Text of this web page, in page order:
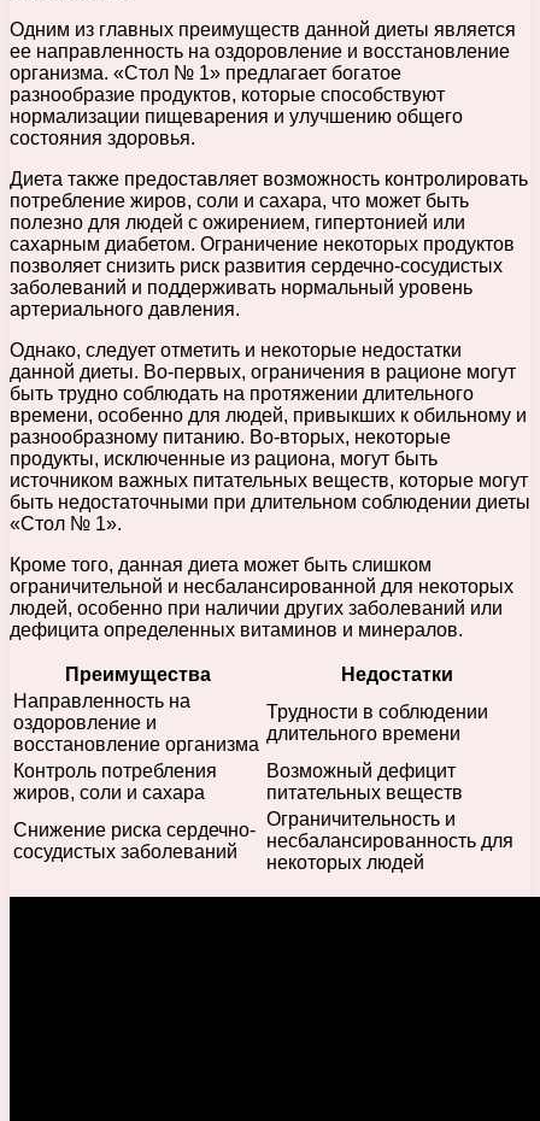
Одним из главных преимуществ данной диеты является
ее направленность на оздоровление и восстановление
организма. «Стол № 1» предлагает богатое
разнообразие продуктов, которые способствуют
нормализации пищеварения и улучшению общего
состояния здоровья.
Диета также предоставляет возможность контролировать
потребление жиров, соли и сахара, что может быть
полезно для людей с ожирением, гипертонией или
сахарным диабетом. Ограничение некоторых продуктов
позволяет снизить риск развития сердечно-сосудистых
заболеваний и поддерживать нормальный уровень
артериального давления.
Однако, следует отметить и некоторые недостатки
данной диеты. Во-первых, ограничения в рационе могут
быть трудно соблюдать на протяжении длительного
времени, особенно для людей, привыкших к обильному и
разнообразному питанию. Во-вторых, некоторые
продукты, исключенные из рациона, могут быть
источником важных питательных веществ, которые могут
быть недостаточными при длительном соблюдении диеты
«Стол № 1».
Кроме того, данная диета может быть слишком
ограничительной и несбалансированной для некоторых
людей, особенно при наличии других заболеваний или
дефицита определенных витаминов и минералов.
Преимущества
Недостатки
Направленность на
оздоровление и
восстановление организма
Трудности в соблюдении
длительного времени
Контроль потребления
жиров, соли и сахара
Возможный дефицит
питательных веществ
Снижение риска сердечно-
сосудистых заболеваний
Ограничительность и
несбалансированность для
некоторых людей